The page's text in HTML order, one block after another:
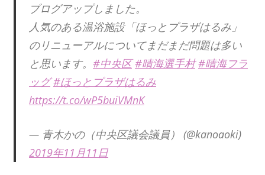
ブログアップしました。
人気のある温浴施設「ほっとプラザはるみ」
のリニューアルについてまだまだ問題は多い
と思います。 #中央区 #晴海選手村 #晴海フラ
ッグ #ほっとプラザはるみ
https://t.co/wP5buiVMnK
— 青木かの（中央区議会議員） (@kanoaoki)
2019年11月11日